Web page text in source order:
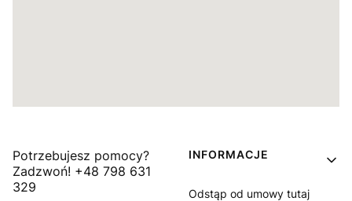
Potrzebujesz pomocy?
Zadzwoń! +48 798 631
329
Linki w stopce
INFORMACJE
Odstąp od umowy tutaj